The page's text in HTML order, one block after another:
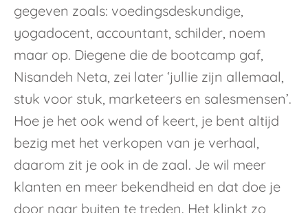
gegeven zoals: voedingsdeskundige,
yogadocent, accountant, schilder, noem
maar op. Diegene die de bootcamp gaf,
Nisandeh Neta, zei later ‘jullie zijn allemaal,
stuk voor stuk, marketeers en salesmensen’.
Hoe je het ook wend of keert, je bent altijd
bezig met het verkopen van je verhaal,
daarom zit je ook in de zaal. Je wil meer
klanten en meer bekendheid en dat doe je
door naar buiten te treden. Het klinkt zo